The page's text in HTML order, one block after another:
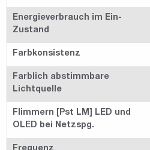
Energieverbrauch im Ein-
Zustand
Farbkonsistenz
Farblich abstimmbare
Lichtquelle
Flimmern [Pst LM] LED und
OLED bei Netzspg.